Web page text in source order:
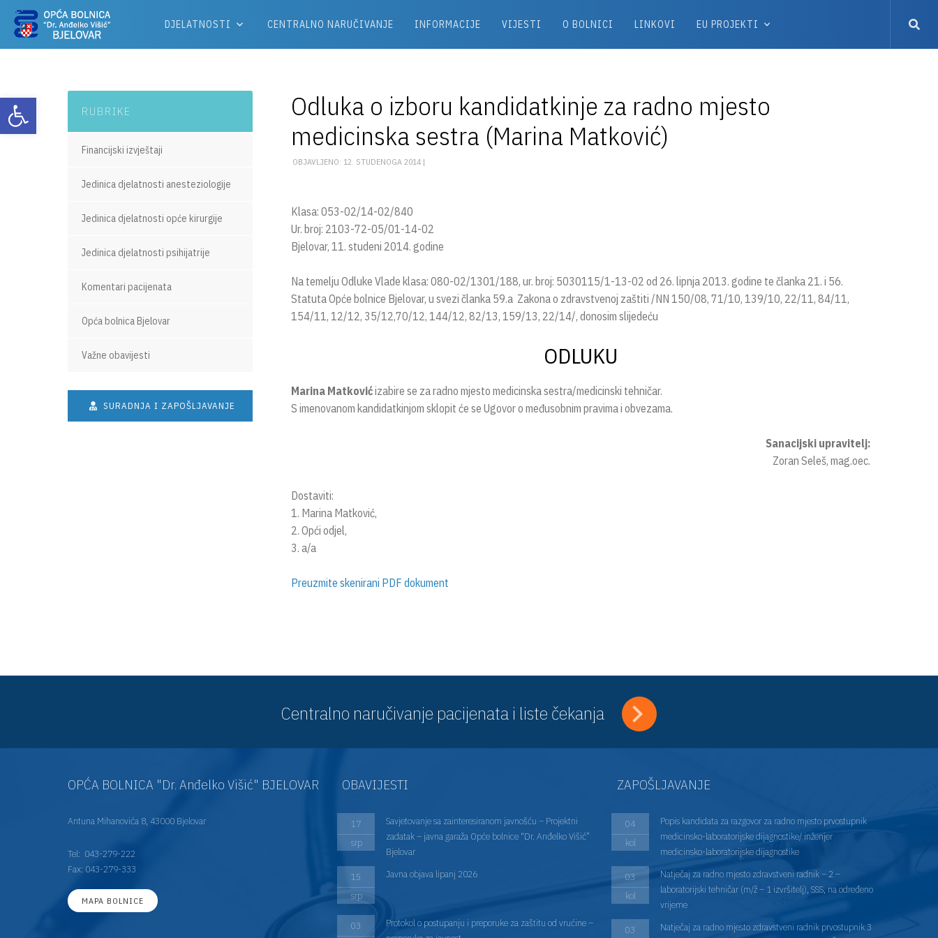
Otvori alatnu traku
DJELATNOSTI CENTRALNO NARUČIVANJE INFORMACIJE VIJESTI O BOLNICI LINKOVI EU PROJEKTI
Odluka o izboru kandidatkinje za radno mjesto
medicinska sestra (Marina Matković)
OBJAVLJENO: 12. STUDENOGA 2014 |
Klasa: 053-02/14-02/840
Ur. broj: 2103-72-05/01-14-02
Bjelovar, 11. studeni 2014. godine
Na temelju Odluke Vlade klasa: 080-02/1301/188, ur. broj: 5030115/1-13-02 od 26. lipnja 2013. godine te članka 21. i 56.
Statuta Opće bolnice Bjelovar, u svezi članka 59.a Zakona o zdravstvenoj zaštiti /NN 150/08, 71/10, 139/10, 22/11, 84/11,
154/11, 12/12, 35/12,70/12, 144/12, 82/13, 159/13, 22/14/, donosim slijedeću
ODLUKU
Marina Matkovićizabire se za radno mjesto medicinska sestra/medicinski tehničar.
S imenovanom kandidatkinjom sklopit će se Ugovor o međusobnim pravima i obvezama.
Sanacijski upravitelj:
Zoran Seleš, mag.oec.
Dostaviti:
1. Marina Matković,
2. Opći odjel,
3. a/a
Preuzmite skenirani PDF dokument
RUBRIKE
Financijski izvještaji
Jedinica djelatnosti anesteziologije
Jedinica djelatnosti opće kirurgije
Jedinica djelatnosti psihijatrije
Komentari pacijenata
Opća bolnica Bjelovar
Važne obavijesti
SURADNJA I ZAPOŠLJAVANJE
Centralno naručivanje pacijenata i liste čekanja
OPĆA BOLNICA "Dr. Anđelko Višić" BJELOVAR
Antuna Mihanovića 8, 43000 Bjelovar
Tel: 043-279-222
Fax: 043-279-333
MAPA BOLNICE
OBAVIJESTI
17
srp
Savjetovanje sa zainteresiranom javnošću – Projektni
zadatak – javna garaža Opće bolnice “Dr. Anđelko Višić”
Bjelovar
15
srp
Javna objava lipanj 2026
03
Protokol o postupanju i preporuke za zaštitu od vrućine –
ZAPOŠLJAVANJE
04
kol
Popis kandidata za razgovor za radno mjesto prvostupnik
medicinsko-laboratorijske dijagnostike/ inženjer
medicinsko-laboratorijske dijagnostike
03
kol
Natječaj za radno mjesto zdravstveni radnik – 2 –
laboratorijski tehničar (m/ž – 1 izvršitelj), SSS, na određeno
vrijeme
03
Natječaj za radno mjesto zdravstveni radnik prvostupnik 3